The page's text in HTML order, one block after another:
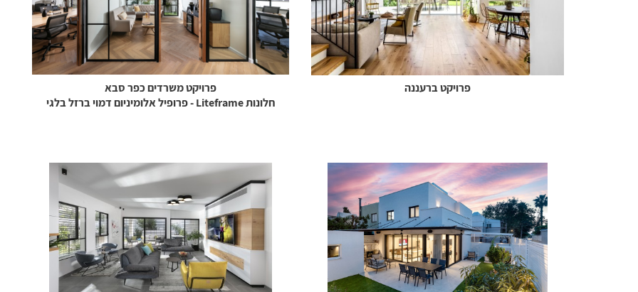
פרויקט ברעננה
פרויקט משרדים כפר סבא
חלונות Liteframe - פרופיל אלומיניום דמוי ברזל בלגי